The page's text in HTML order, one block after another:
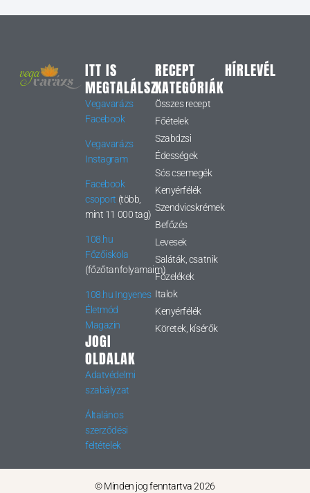
ITT IS
MEGTALÁLSZ
Vegavarázs
Facebook
Vegavarázs
Instagram
Facebook
csoport (több,
mint 11 000 tag)
108.hu
Főzőiskola
(főzőtanfolyamaim)
108.hu Ingyenes
Életmód
Magazin
JOGI
OLDALAK
Adatvédelmi
szabályzat
Általános
szerződési
feltételek
RECEPT
KATEGÓRIÁK
Összes recept
Főételek
Szabdzsi
Édességek
Sós csemegék
Kenyérfélék
Szendvicskrémek
Befőzés
Levesek
Saláták, csatnik
Főzelékek
Italok
Kenyérfélék
Köretek, kísérők
HÍRLEVÉL
© Minden jog fenntartva 2026